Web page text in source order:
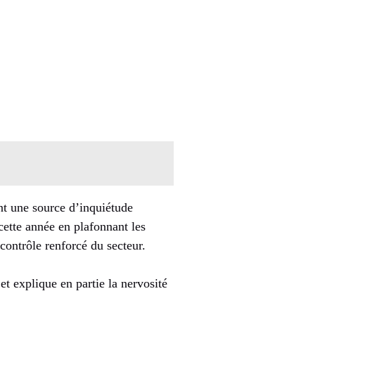
une source d’inquiétude
année en plafonnant les
renforcé du secteur.
explique en partie la nervosité